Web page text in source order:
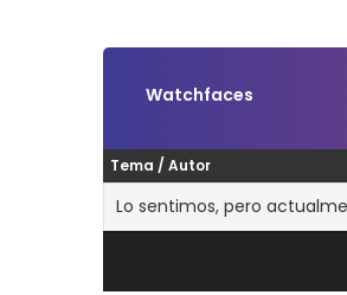
Watchfaces
Tema / Autor
Lo sentimos, pero